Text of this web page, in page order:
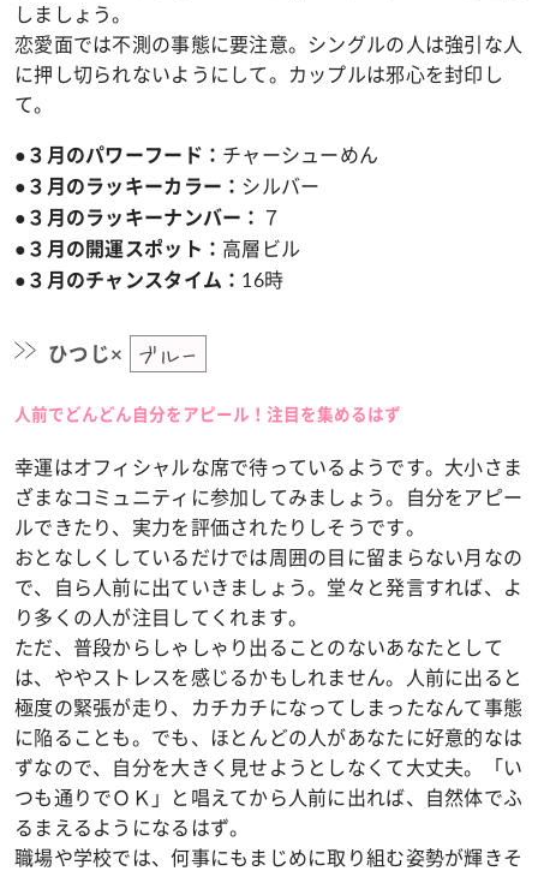
しましょう。
恋愛面では不測の事態に要注意。シングルの人は強引な人
に押し切られないようにして。カップルは邪心を封印し
て。
●３月のパワーフード： チャーシューめん
●３月のラッキーカラー： シルバー
●３月のラッキーナンバー： ７
●３月の開運スポット： 高層ビル
●３月のチャンスタイム： 16時
ひつじ× ブルー
人前でどんどん自分をアピール！注目を集めるはず
幸運はオフィシャルな席で待っているようです。大小さま
ざまなコミュニティに参加してみましょう。自分をアピー
ルできたり、実力を評価されたりしそうです。
おとなしくしているだけでは周囲の目に留まらない月なの
で、自ら人前に出ていきましょう。堂々と発言すれば、よ
り多くの人が注目してくれます。
ただ、普段からしゃしゃり出ることのないあなたとして
は、ややストレスを感じるかもしれません。人前に出ると
極度の緊張が走り、カチカチになってしまったなんて事態
に陥ることも。でも、ほとんどの人があなたに好意的なは
ずなので、自分を大きく見せようとしなくて大丈夫。「い
つも通りでＯＫ」と唱えてから人前に出れば、自然体でふ
るまえるようになるはず。
職場や学校では、何事にもまじめに取り組む姿勢が輝きそ